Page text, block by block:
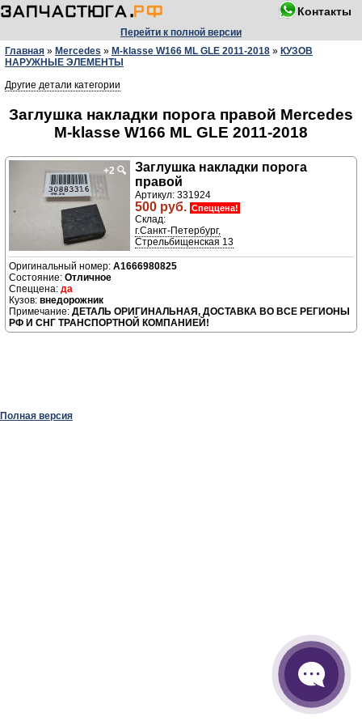
Контакты
Перейти к полной версии
Главная » Mercedes » M-klasse W166 ML GLE 2011-2018 » КУЗОВ
НАРУЖНЫЕ ЭЛЕМЕНТЫ
Другие детали категории
Заглушка накладки порога правой Mercedes
M-klasse W166 ML GLE 2011-2018
+2 🔍
Заглушка накладки порога
правой
Артикул: 331924
500 руб. Спеццена!
Склад:
г.Санкт-Петербург,
Стрельбищенская 13
A1666980825
Отличное
да
внедорожник
ДЕТАЛЬ ОРИГИНАЛЬНАЯ, ДОСТАВКА ВО ВСЕ РЕГИОНЫ
РФ И СНГ ТРАНСПОРТНОЙ КОМПАНИЕЙ!
Полная версия